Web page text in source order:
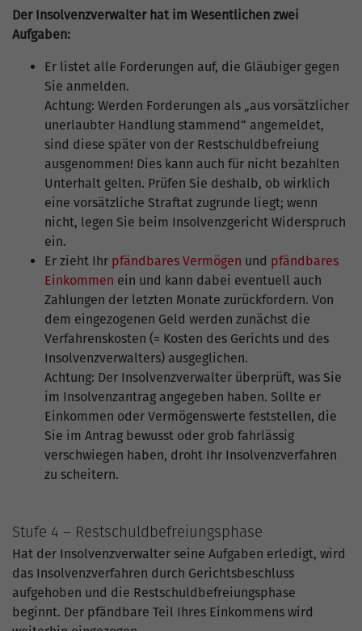
Der Insolvenzverwalter hat im Wesentlichen zwei
Aufgaben:
Er listet alle Forderungen auf, die Gläubiger gegen
Sie anmelden.
Achtung: Werden Forderungen als „aus vorsätzlicher
unerlaubter Handlung stammend“ angemeldet,
sind diese später von der Restschuldbefreiung
ausgenommen! Dies kann auch für nicht bezahlten
Unterhalt gelten. Prüfen Sie deshalb, ob wirklich
eine vorsätzliche Straftat zugrunde liegt; wenn
nicht, legen Sie beim Insolvenzgericht Widerspruch
ein.
Er zieht Ihr pfändbares Vermögen und pfändbares
Einkommen ein und kann dabei eventuell auch
Zahlungen der letzten Monate zurückfordern. Von
dem eingezogenen Geld werden zunächst die
Verfahrenskosten (= Kosten des Gerichts und des
Insolvenzverwalters) ausgeglichen.
Achtung: Der Insolvenzverwalter überprüft, was Sie
im Insolvenzantrag angegeben haben. Sollte er
Einkommen oder Vermögenswerte feststellen, die
Sie im Antrag bewusst oder grob fahrlässig
verschwiegen haben, droht Ihr Insolvenzverfahren
zu scheitern.
Stufe 4 – Restschuldbefreiungsphase
Hat der Insolvenzverwalter seine Aufgaben erledigt, wird
das Insolvenzverfahren durch Gerichtsbeschluss
aufgehoben und die Restschuldbefreiungsphase
beginnt. Der pfändbare Teil Ihres Einkommens wird